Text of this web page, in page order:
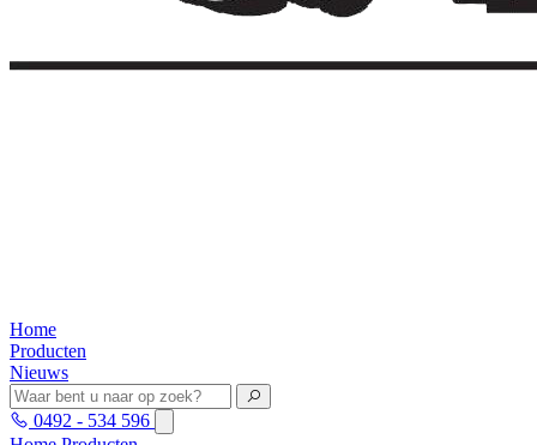
Home
Producten
Nieuws
0492 - 534 596